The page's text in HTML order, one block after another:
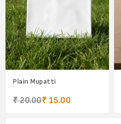
Plain Mupatti
₹ 20.00₹ 15.00